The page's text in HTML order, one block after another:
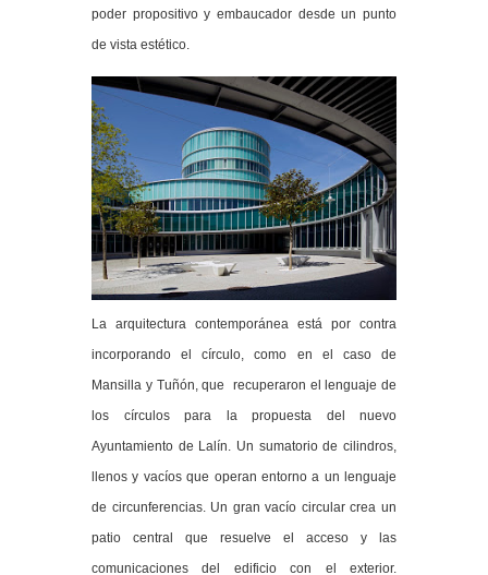
poder propositivo y embaucador desde un punto
de vista estético.
La arquitectura contemporánea está por contra
incorporando el círculo, como en el caso de
Mansilla y Tuñón, que recuperaron el lenguaje de
los círculos para la propuesta del nuevo
Ayuntamiento de Lalín. Un sumatorio de cilindros,
llenos y vacíos que operan entorno a un lenguaje
de circunferencias. Un gran vacío circular crea un
patio central que resuelve el acceso y las
comunicaciones del edificio con el exterior.